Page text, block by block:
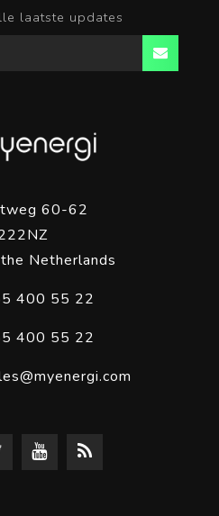
laatste updates
60-62
Netherlands
400 55 22
400 55 22